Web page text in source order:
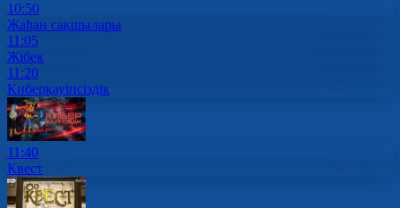
10:50
Жаһан сақшылары
11:05
Жібек
11:20
Киберқауіпсіздік
11:40
Квест